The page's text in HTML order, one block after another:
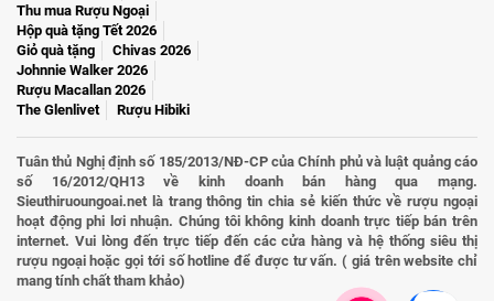
Thu mua Rượu Ngoại
Hộp quà tặng Tết 2026
Giỏ quà tặng
Chivas 2026
Johnnie Walker 2026
Rượu Macallan 2026
The Glenlivet
Rượu Hibiki
Tuân thủ Nghị định số 185/2013/NĐ-CP của Chính phủ và luật quảng cáo
số 16/2012/QH13 về kinh doanh bán hàng qua mạng.
Sieuthiruoungoai.net là trang thông tin chia sẻ kiến thức về rượu ngoại
hoạt động phi lơi nhuận. Chúng tôi không kinh doanh trực tiếp bán trên
internet. Vui lòng đến trực tiếp đến các cửa hàng và hệ thống siêu thị
rượu ngoại hoặc gọi tới số hotline để được tư vấn. ( giá trên website chỉ
mang tính chất tham khảo)